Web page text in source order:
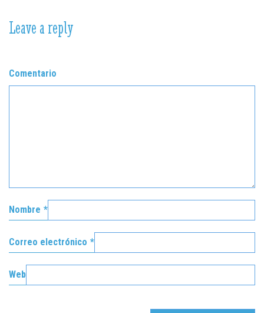
Leave a reply
Comentario
Nombre *
Correo electrónico *
Web